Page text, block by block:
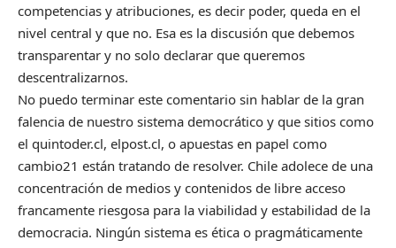
competencias y atribuciones, es decir poder, queda en el
nivel central y que no. Esa es la discusión que debemos
transparentar y no solo declarar que queremos
descentralizarnos.
No puedo terminar este comentario sin hablar de la gran
falencia de nuestro sistema democrático y que sitios como
el quintoder.cl, elpost.cl, o apuestas en papel como
cambio21 están tratando de resolver. Chile adolece de una
concentración de medios y contenidos de libre acceso
francamente riesgosa para la viabilidad y estabilidad de la
democracia. Ningún sistema es ética o pragmáticamente